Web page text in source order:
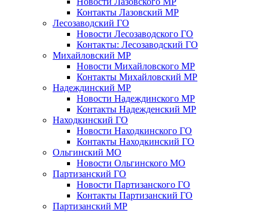
Контакты Лазовский МР
Лесозаводский ГО
Новости Лесозаводского ГО
Контакты: Лесозаводский ГО
Михайловский МР
Новости Михайловского МР
Контакты Михайловский МР
Надеждинский МР
Новости Надеждинского МР
Контакты Надежденский МР
Находкинский ГО
Новости Находкинского ГО
Контакты Находкинский ГО
Ольгинский МО
Новости Ольгинского МО
Партизанский ГО
Новости Партизанского ГО
Контакты Партизанский ГО
Партизанский МР